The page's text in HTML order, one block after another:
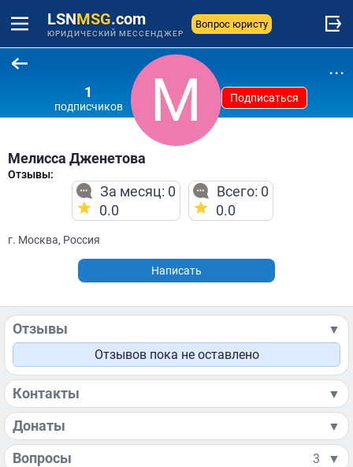
LSNMSG.com
ЮРИДИЧЕСКИЙ МЕССЕНДЖЕР
Вопрос юристу
1
подписчиков
Подписаться
...
Мелисса Дженетова
Отзывы:
За месяц: 0
0.0
Всего: 0
0.0
г. Москва, Россия
Написать
Отзывы
▼
Отзывов пока не оставлено
Контакты ▼
Донаты ▼
Вопросы 3 ▼